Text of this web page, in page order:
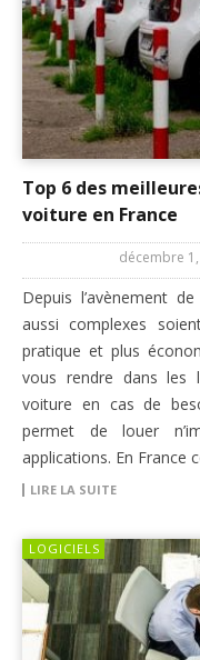
Top 6 des
voiture en France
décembre
Depuis l’avènement
aussi complexes
pratique et plus
vous rendre dans les
voiture en cas de
permet de louer
applications. En France
LIRE LA SUITE
LOGICIELS